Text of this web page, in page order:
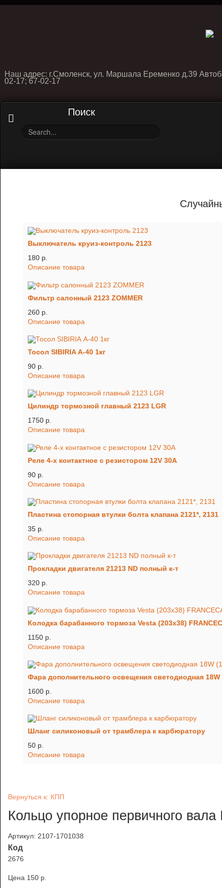
Наш адрес: г.Смоленск, ул. Маршала Еременко д.39
02-17; 67-02-17
Поиск
Выключатель круиз-контроль 2123
180 p.
Описание товара
Фильтр салонный 2123 ZOMMER
260 p.
Описание товара
Тосол SIBIRIA А-40 1кг
90 p.
Описание товара
Цилиндр тормозной главный 2123 LGR
1750 p.
Описание товара
Реле 4-х контактное с резистором 12V 30A
90 p.
Описание товара
Пластина стопорная втулки болта клапана 2121*, 2131
35 p.
Описание товара
Прокладки двигателя 21213 ND полный к-т
320 p.
Описание товара
Колодка барабанного тормоза Vesta (203х38)
1150 p.
Описание товара
Фара дополнительного освещения светодиодная 18W
1600 p.
Описание товара
Шланг силиконовый от трамблера к карбюратору
50 p.
Описание товара
Вернуться к: КПП
Кольцо упорное первичного
Артикул: 2107-1701038
Код
2676
Цена 150 p.